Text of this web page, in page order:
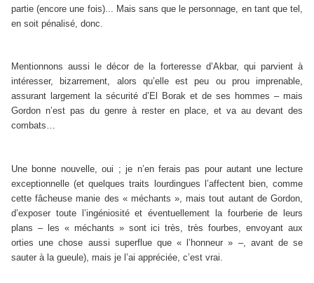
partie (encore une fois)... Mais sans que le personnage, en tant que tel,
en soit pénalisé, donc.
Mentionnons aussi le décor de la forteresse d’Akbar, qui parvient à
intéresser, bizarrement, alors qu’elle est peu ou prou imprenable,
assurant largement la sécurité d’El Borak et de ses hommes – mais
Gordon n’est pas du genre à rester en place, et va au devant des
combats…
Une bonne nouvelle, oui ; je n’en ferais pas pour autant une lecture
exceptionnelle (et quelques traits lourdingues l’affectent bien, comme
cette fâcheuse manie des « méchants », mais tout autant de Gordon,
d’exposer toute l’ingéniosité et éventuellement la fourberie de leurs
plans – les « méchants » sont ici très, très fourbes, envoyant aux
orties une chose aussi superflue que « l’honneur » –, avant de se
sauter à la gueule), mais je l’ai appréciée, c’est vrai.